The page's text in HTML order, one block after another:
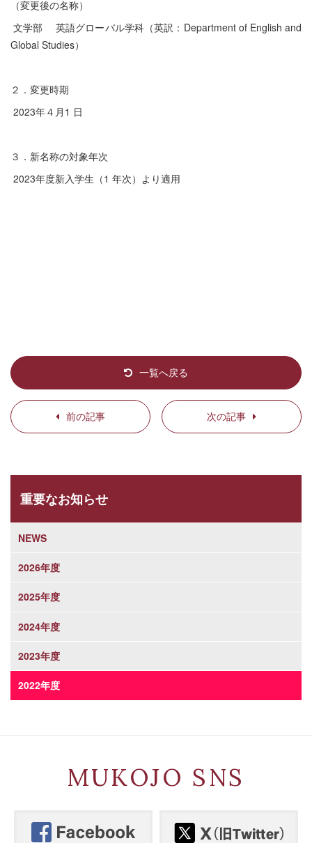
（変更後の名称）
文学部 英語グローバル学科（英訳：Department of English and
Global Studies）
２．変更時期
2023年４月1 日
３．新名称の対象年次
2023年度新入学生（1 年次）より適用
前の記事
一覧へ戻る
次の記事
重要なお知らせ
NEWS
2026年度
2025年度
2024年度
2023年度
2022年度
MUKOJO SNS